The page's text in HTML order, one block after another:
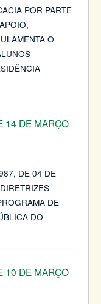
POR PARTE
O
14 DE MARÇO
DE 04 DE
DE
DO
10 DE MARÇO